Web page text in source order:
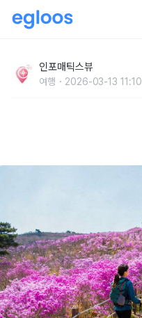
문화제 대구 여행지 추천
인포매틱스뷰
여행 2026-03-13 11:10